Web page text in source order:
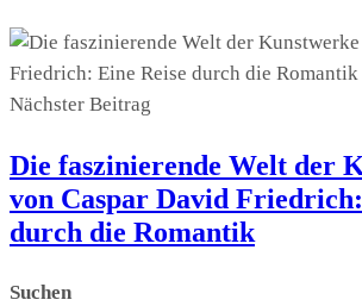
Nächster Beitrag
Die faszinierende Welt der
von Caspar David
durch die Romantik
Suchen